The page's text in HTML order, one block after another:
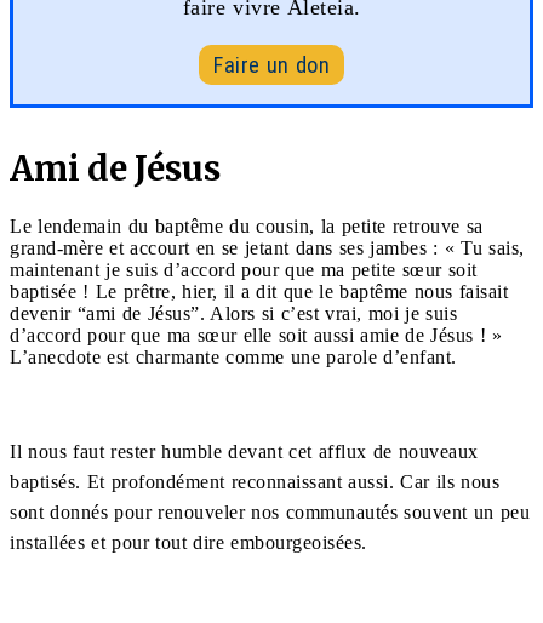
faire vivre Aleteia.
Faire un don
Ami de Jésus
Le lendemain du baptême du cousin, la petite retrouve sa
grand-mère et accourt en se jetant dans ses jambes : « Tu sais,
maintenant je suis d’accord pour que ma petite sœur soit
baptisée ! Le prêtre, hier, il a dit que le baptême nous faisait
devenir “ami de Jésus”. Alors si c’est vrai, moi je suis
d’accord pour que ma sœur elle soit aussi amie de Jésus ! »
L’anecdote est charmante comme une parole d’enfant.
Il nous faut rester humble devant cet afflux de nouveaux
baptisés. Et profondément reconnaissant aussi. Car ils nous
sont donnés pour renouveler nos communautés souvent un peu
installées et pour tout dire embourgeoisées.